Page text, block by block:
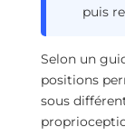
puis
Selon un
positions
sous